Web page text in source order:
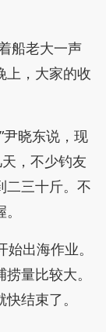
船老大一声
上，大家的收
尹晓东说，现
，不少钓友
二三十斤。不
出海作业。
量比较大。
结束了。